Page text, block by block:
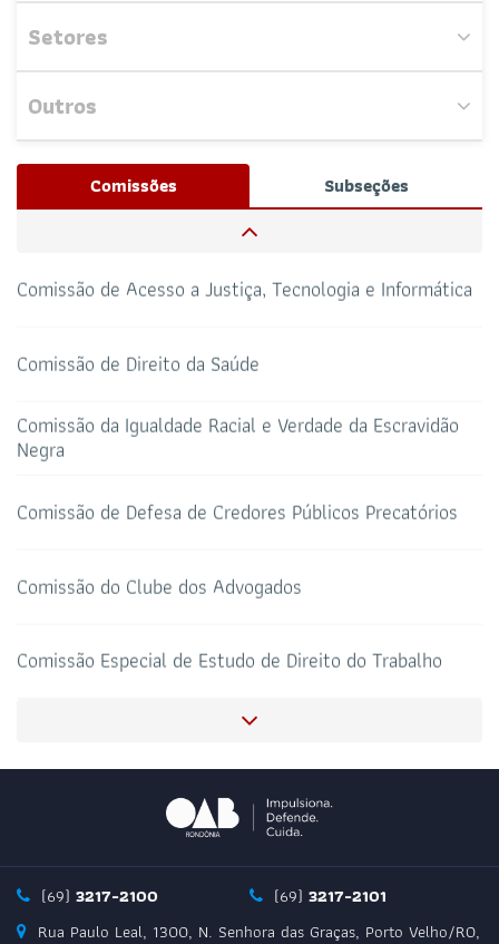
Nenhum evento próximo encontrado.
Setores
Josué Henrique, / Whatsapp (32172100)
RESPONSÁVEIS
69 3217-2099
TELEFONE
E-MAIL
Outros
TRIBUNAL DE ÉTICA
Comissões Subseções
Comissão Especial Temporária do Censo da Advocacia
Comissão de Orçamentos e Contas
Comissão de Direito Administrativo
Comissão de Acesso a Justiça, Tecnologia e Informática
Comissão de Direito da Saúde
Comissão da Igualdade Racial e Verdade da Escravidão
Negra
Comissão de Defesa de Credores Públicos Precatórios
Comissão do Clube dos Advogados
Comissão Especial de Estudo de Direito do Trabalho
Comissão de Direito de Família e Sucessões
Comissão de Revisão da Tabela de Honorários desta
Comissão de Compliance e Combate à Corrupção
(69) 3217-2100 (69) 3217-2101
Rua Paulo Leal, 1300, N. Senhora das Graças, Porto Velho/RO,